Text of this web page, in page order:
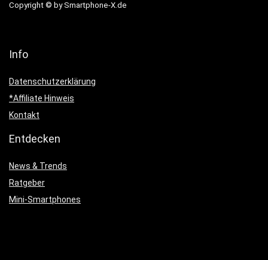
Copyright © by Smartphone-X.de
Info
Datenschutzerklärung
*Affiliate Hinweis
Kontakt
Entdecken
News & Trends
Ratgeber
Mini-Smartphones